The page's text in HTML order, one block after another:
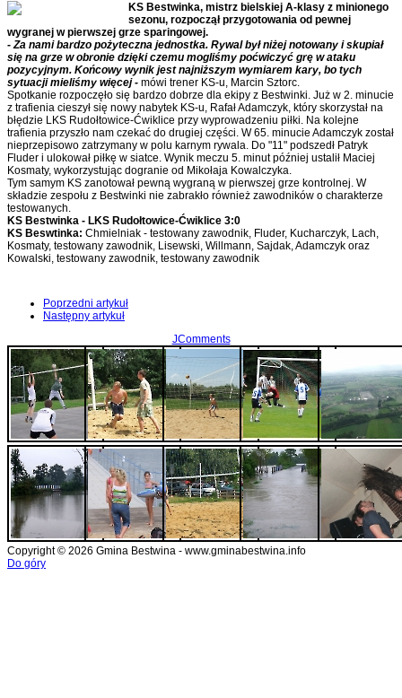
KS Bestwinka, mistrz bielskiej A-klasy z minionego
sezonu, rozpoczął przygotowania od pewnej
wygranej w pierwszej grze sparingowej.
- Za nami bardzo pożyteczna jednostka. Rywal był niżej notowany i skupiał
się na grze w obronie dzięki czemu mogliśmy poćwiczyć grę w ataku
pozycyjnym. Końcowy wynik jest najniższym wymiarem kary, bo tych
sytuacji mieliśmy więcej - mówi trener KS-u, Marcin Sztorc.
Spotkanie rozpoczęło się bardzo dobrze dla ekipy z Bestwinki. Już w 2. minucie
z trafienia cieszył się nowy nabytek KS-u, Rafał Adamczyk, który skorzystał na
błędzie LKS Rudołtowice-Ćwiklice przy wyprowadzeniu piłki. Na kolejne
trafienia przyszło nam czekać do drugiej części. W 65. minucie Adamczyk został
nieprzepisowo zatrzymany w polu karnym rywala. Do "11" podszedł Patryk
Fluder i ulokował piłkę w siatce. Wynik meczu 5. minut później ustalił Maciej
Kosmaty, wykorzystując dogranie od Mikołaja Kowalczyka.
Tym samym KS zanotował pewną wygraną w pierwszej grze kontrolnej. W
składzie zespołu z Bestwinki nie zabrakło również zawodników o charakterze
testowanych.
KS Bestwinka - LKS Rudołtowice-Ćwiklice 3:0
KS Beswtinka: Chmielniak - testowany zawodnik, Fluder, Kucharczyk, Lach,
Kosmaty, testowany zawodnik, Lisewski, Willmann, Sajdak, Adamczyk oraz
Kowalski, testowany zawodnik, testowany zawodnik
Poprzedni artykuł
Następny artykuł
JComments
Copyright © 2026 Gmina Bestwina - www.gminabestwina.info
Do góry